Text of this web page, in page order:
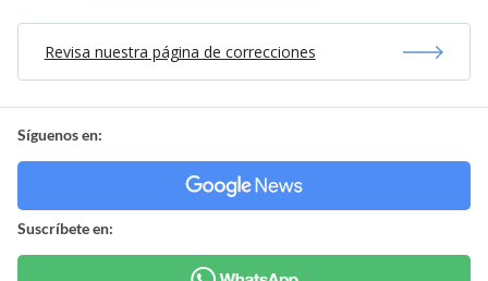
Revisa nuestra página de correcciones
Síguenos en:
Suscríbete en: